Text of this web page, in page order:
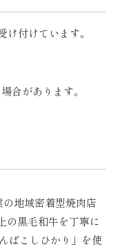
付けています。
合があります。
の地域密着型焼肉店
の黒毛和牛を丁寧に
ばこしひかり」を使